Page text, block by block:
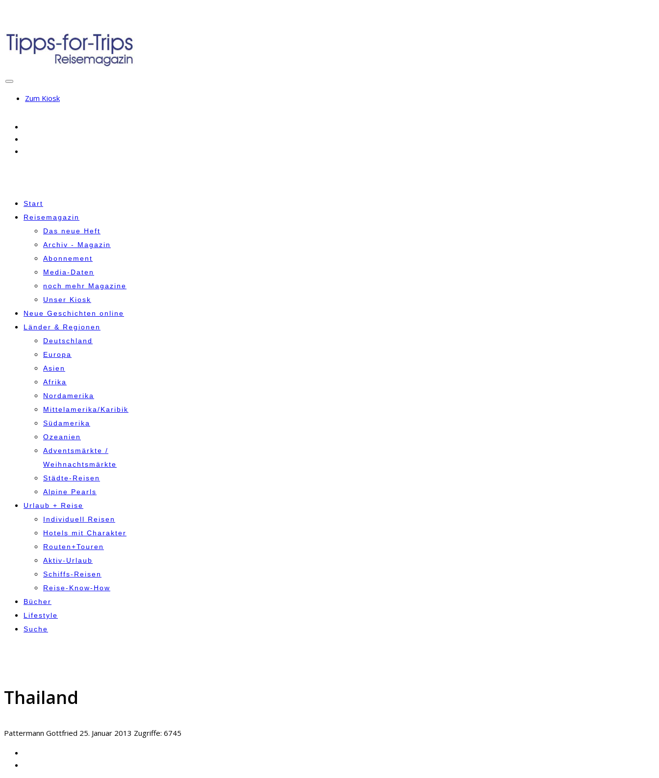
Zum Kiosk
Start
Reisemagazin
Das neue Heft
Archiv - Magazin
Abonnement
Media-Daten
noch mehr Magazine
Unser Kiosk
Neue Geschichten online
Länder & Regionen
Deutschland
Europa
Asien
Afrika
Nordamerika
Mittelamerika/Karibik
Südamerika
Ozeanien
Adventsmärkte /
Weihnachtsmärkte
Städte-Reisen
Alpine Pearls
Urlaub + Reise
Individuell Reisen
Hotels mit Charakter
Routen+Touren
Aktiv-Urlaub
Schiffs-Reisen
Reise-Know-How
Bücher
Lifestyle
Suche
Thailand
Pattermann Gottfried 25. Januar 2013 Zugriffe: 6745